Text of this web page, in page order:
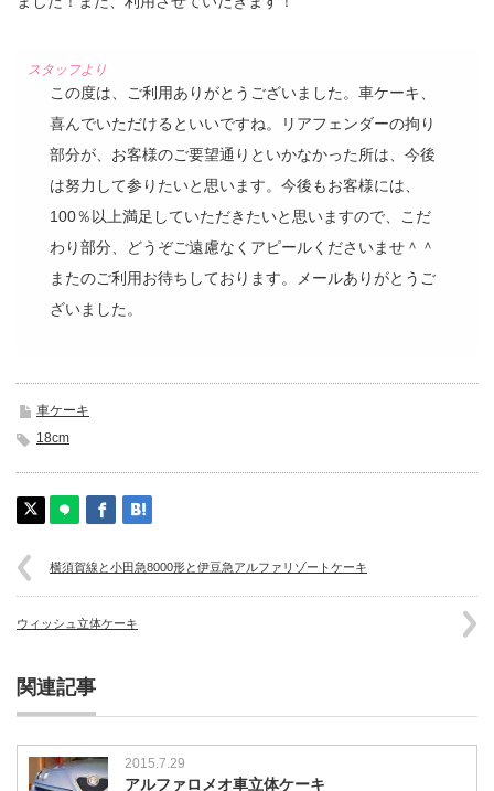
この度は、ご利用ありがとうございました。車ケーキ、
喜んでいただけるといいですね。リアフェンダーの拘り
部分が、お客様のご要望通りといかなかった所は、今後
は努力して参りたいと思います。今後もお客様には、
100％以上満足していただきたいと思いますので、こだ
わり部分、どうぞご遠慮なくアピールくださいませ＾＾
またのご利用お待ちしております。メールありがとうご
ざいました。
車ケーキ
18cm
横須賀線と小田急8000形と伊豆急アルファリゾートケーキ
ウィッシュ立体ケーキ
関連記事
2015.7.29
アルファロメオ車立体ケーキ